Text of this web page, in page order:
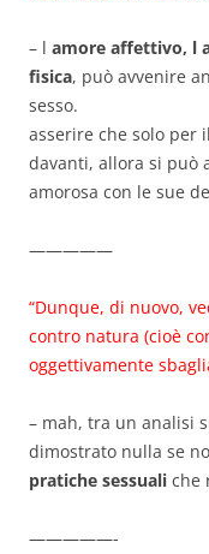
– l amore affettivo, l
fisica, può avvenire
sesso.
asserire che solo per
davanti, allora si può
amorosa con le sue
—————
“Dunque, di nuovo,
contro natura (cioè
oggettivamente
– mah, tra un analisi
dimostrato nulla se
pratiche sessuali che
—————-